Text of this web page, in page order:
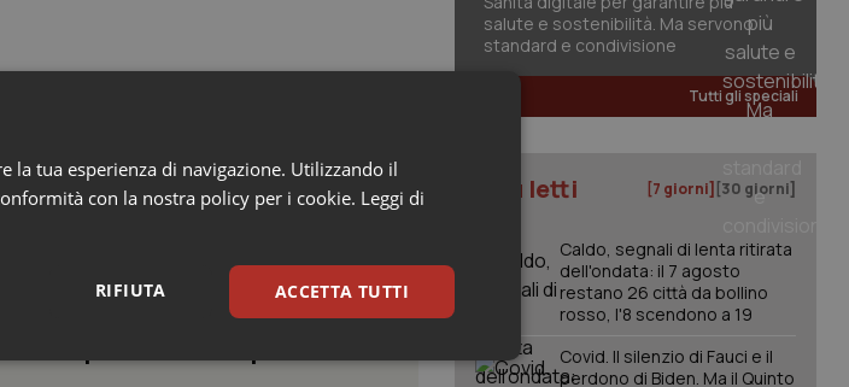
capire la ricerca per
salute e sostenibilità. Ma servono
standard e condivisione
Tutti gli speciali
I più letti [7 giorni] [30 giorni]
Caldo, segnali di lenta ritirata
dell'ondata: il 7 agosto
restano 26 città da bollino
rosso, l'8 scendono a 19
Covid. Il silenzio di Fauci e il
perdono di Biden. Ma il Quinto
la tua esperienza di navigazione. Utilizzando il
con la nostra policy per i cookie. Leggi di
ACCETTA TUTTI
RIFIUTA
Statistici Marketing